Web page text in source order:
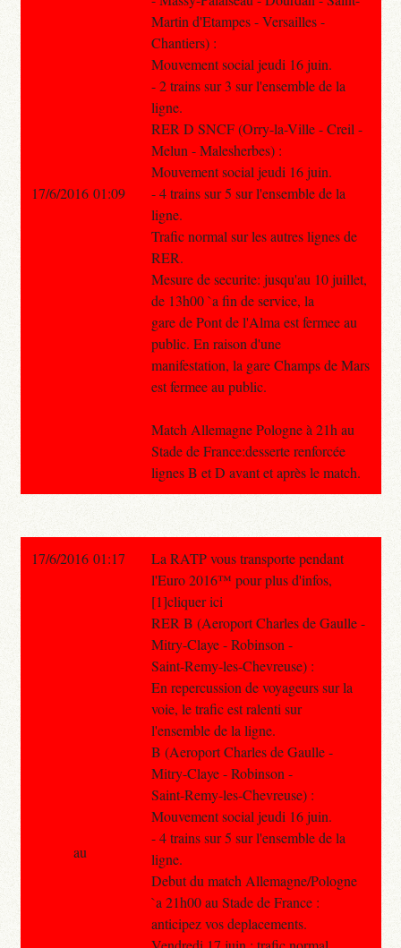
Martin d'Etampes - Versailles -
Chantiers) :
Mouvement social jeudi 16 juin.
- 2 trains sur 3 sur l'ensemble de la
ligne.
RER D SNCF (Orry-la-Ville - Creil -
Melun - Malesherbes) :
Mouvement social jeudi 16 juin.
- 4 trains sur 5 sur l'ensemble de la
ligne.
Trafic normal sur les autres lignes de
RER.
Mesure de securite: jusqu'au 10 juillet,
de 13h00 `a fin de service, la
gare de Pont de l'Alma est fermee au
public. En raison d'une
manifestation, la gare Champs de Mars
est fermee au public.
Match Allemagne Pologne à 21h au
Stade de France:desserte renforcée
lignes B et D avant et après le match.
17/6/2016 01:09
17/6/2016 01:17
La RATP vous transporte pendant
l'Euro 2016™ pour plus d'infos,
[1]cliquer ici
RER B (Aeroport Charles de Gaulle -
Mitry-Claye - Robinson -
Saint-Remy-les-Chevreuse) :
En repercussion de voyageurs sur la
voie, le trafic est ralenti sur
l'ensemble de la ligne.
B (Aeroport Charles de Gaulle -
Mitry-Claye - Robinson -
Saint-Remy-les-Chevreuse) :
Mouvement social jeudi 16 juin.
- 4 trains sur 5 sur l'ensemble de la
ligne.
Debut du match Allemagne/Pologne
`a 21h00 au Stade de France :
anticipez vos deplacements.
au